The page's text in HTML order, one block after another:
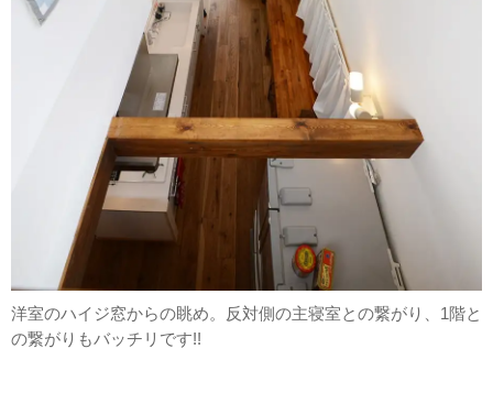
洋室のハイジ窓からの眺め。反対側の主寝室との繋がり、1階と
の繋がりもバッチリです!!